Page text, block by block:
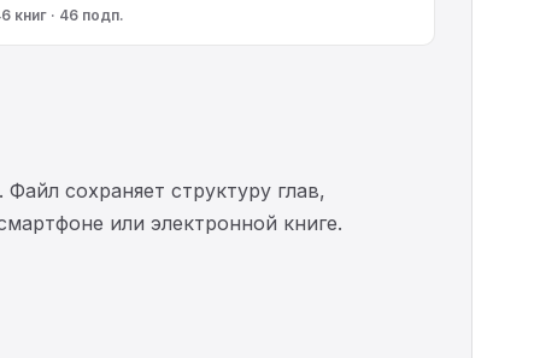
книг · 46 подп.
сохраняет структуру глав,
или электронной книге.